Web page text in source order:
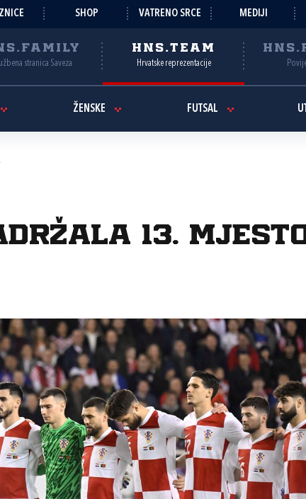
SHOP VATRENO SRCE MEDIJI
stranica Saveza
HNS.TEAM
Hrvatske reprezentacije
ŽENSKE FUTSAL
13.